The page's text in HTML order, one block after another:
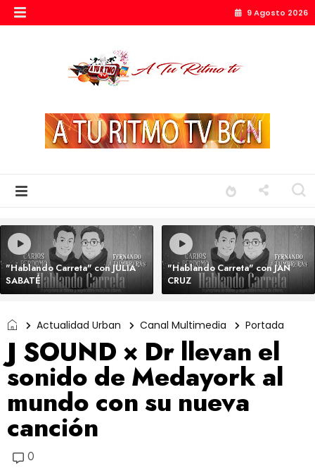
9 Agosto 2026
"Hablando Carreta" con JULIA
SABATÉ
"Hablando Carreta" con JAN
CRUZ
Actualidad Urban Canal Multimedia Portada
J SOUND × Dr llevan el
sonido de Medayork al
mundo con su nueva
canción
0